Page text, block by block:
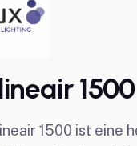
1500
1500 ist eine